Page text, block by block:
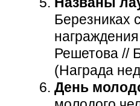
Березниках
Решетова //
(Награда
День